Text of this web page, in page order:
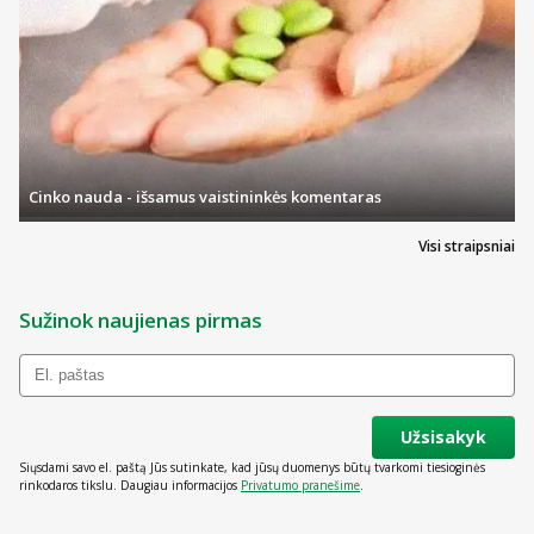
Visi straipsniai
Cinko nauda - išsamus vaistininkės komentaras
Sužinok naujienas pirmas
Užsisakyk
Siųsdami savo el. paštą Jūs sutinkate, kad jūsų duomenys būtų tvarkomi tiesioginės
rinkodaros tikslu. Daugiau informacijos Privatumo pranešime.